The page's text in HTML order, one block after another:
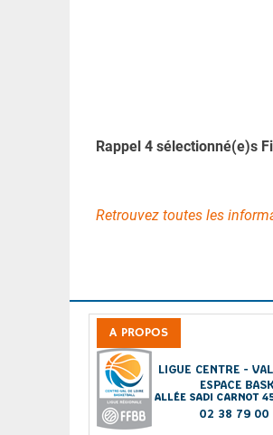
Rappel 4 sélectionné(e)s
Retrouvez toutes les
A PROPOS